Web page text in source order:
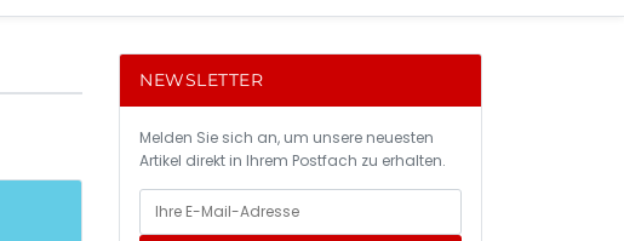
NEWSLETTER
Melden Sie sich an, um unsere neuesten
Artikel direkt in Ihrem Postfach zu erhalten.